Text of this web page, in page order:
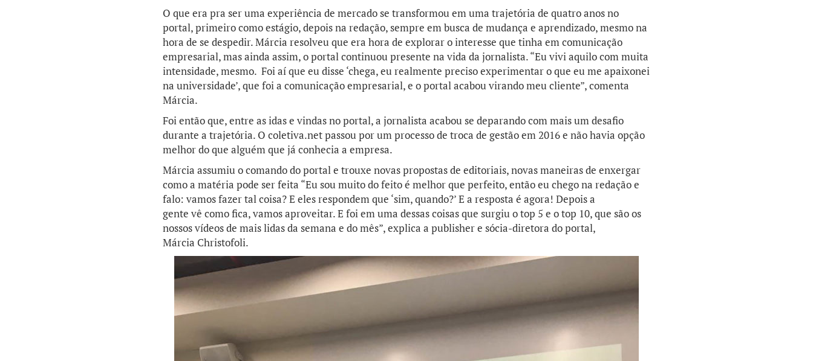
O que era pra ser uma experiência de mercado se transformou em uma trajetória de quatro anos no
portal, primeiro como estágio, depois na redação, sempre em busca de mudança e aprendizado, mesmo na
hora de se despedir. Márcia resolveu que era hora de explorar o interesse que tinha em comunicação
empresarial, mas ainda assim, o portal continuou presente na vida da jornalista. “Eu vivi aquilo com muita
intensidade, mesmo. Foi aí que eu disse ‘chega, eu realmente preciso experimentar o que eu me apaixonei
na universidade’, que foi a comunicação empresarial, e o portal acabou virando meu cliente”, comenta
Márcia.
Foi então que, entre as idas e vindas no portal, a jornalista acabou se deparando com mais um desafio
durante a trajetória. O coletiva.net passou por um processo de troca de gestão em 2016 e não havia opção
melhor do que alguém que já conhecia a empresa.
Márcia assumiu o comando do portal e trouxe novas propostas de editoriais, novas maneiras de enxergar
como a matéria pode ser feita “Eu sou muito do feito é melhor que perfeito, então eu chego na redação e
falo: vamos fazer tal coisa? E eles respondem que ‘sim, quando?’ E a resposta é agora! Depois a
gente vê como fica, vamos aproveitar. E foi em uma dessas coisas que surgiu o top 5 e o top 10, que são os
nossos vídeos de mais lidas da semana e do mês”, explica a publisher e sócia-diretora do portal,
Márcia Christofoli.